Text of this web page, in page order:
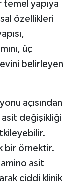
yapıya
özellikleri
üç
belirleyen
açısından
değişikliği
bir örnektir.
asit
ciddi klinik